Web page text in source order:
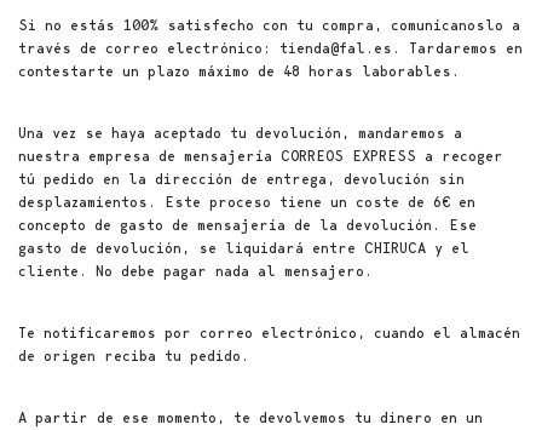
Si no estás 100% satisfecho con tu compra, comunícanoslo a
través de correo electrónico: tienda@fal.es. Tardaremos en
contestarte un plazo máximo de 48 horas laborables.
Una vez se haya aceptado tu devolución, mandaremos a
nuestra empresa de mensajería CORREOS EXPRESS a recoger
tú pedido en la dirección de entrega, devolución sin
desplazamientos. Este proceso tiene un coste de 6€ en
concepto de gasto de mensajería de la devolución. Ese
gasto de devolución, se liquidará entre CHIRUCA y el
cliente. No debe pagar nada al mensajero.
Te notificaremos por correo electrónico, cuando el almacén
de origen reciba tu pedido.
A partir de ese momento, te devolvemos tu dinero en un